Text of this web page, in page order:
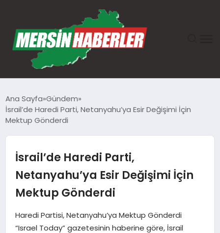
GÜNDEM
TEKNOLOJI
SPOR
Ana Sayfa Gündem
İsrail’de Haredi Parti, Netanyahu’ya Esir Değişimi İçin
Mektup Gönderdi
İsrail’de Haredi Parti,
Netanyahu’ya Esir Değişimi İçin
Mektup Gönderdi
Haredi Partisi, Netanyahu’ya Mektup Gönderdi
“Israel Today” gazetesinin haberine göre, İsrail